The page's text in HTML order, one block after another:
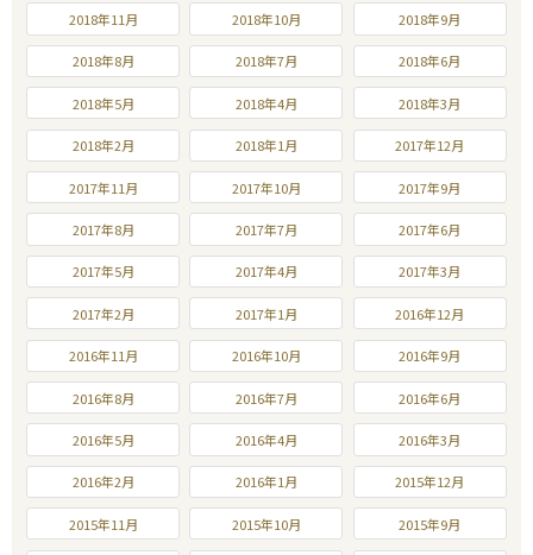
2018年11月 2018年10月 2018年9月
2018年8月 2018年7月 2018年6月
2018年5月 2018年4月 2018年3月
2018年2月 2018年1月 2017年12月
2017年11月 2017年10月 2017年9月
2017年8月 2017年7月 2017年6月
2017年5月 2017年4月 2017年3月
2017年2月 2017年1月 2016年12月
2016年11月 2016年10月 2016年9月
2016年8月 2016年7月 2016年6月
2016年5月 2016年4月 2016年3月
2016年2月 2016年1月 2015年12月
2015年11月 2015年10月 2015年9月